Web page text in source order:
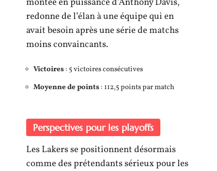
redonne de l’élan à une équipe qui en
avait besoin après une série de matchs
moins convaincants.
Victoires: 5 victoires consécutives
Moyenne de points: 112,5 points par match
Perspectives pour les playoffs
Les Lakers se positionnent désormais
comme des prétendants sérieux pour les